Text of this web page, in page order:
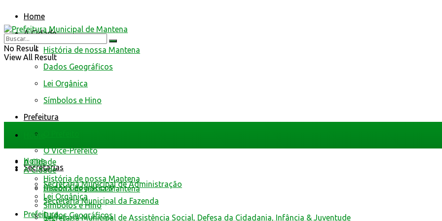
Home
A Cidade
História de nossa Mantena
Dados Geográficos
Lei Orgânica
Símbolos e Hino
Prefeitura
O Vice-Prefeito
Secretarias
Secretaria Municipal de Administração
Secretaria Municipal da Fazenda
Secretaria Municipal de Assistência Social, Defesa da Cidadania, Infância & Juventude
No Result
View All Result
Home
A Cidade
História de nossa Mantena
Dados Geográficos
Home
A Cidade
História de nossa Mantena
Dados Geográficos
Lei Orgânica
Símbolos e Hino
Prefeitura